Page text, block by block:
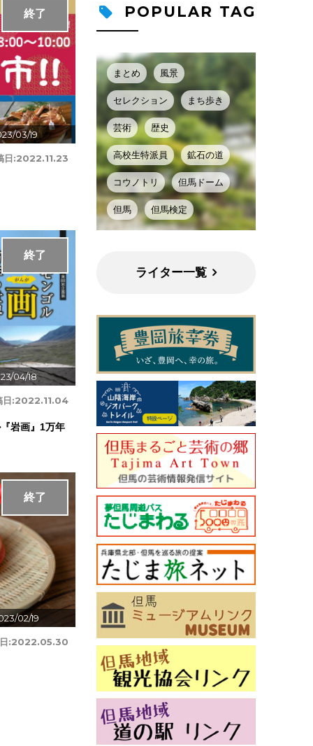
03/19
終了
日:2022.11.23
04/18
終了
日:2022.11.04
岩画』1万年
02/19
終了
:2022.05.30
POPULAR TAG
まとめ 風景
セレクション まち歩き
芸術 歴史
高校生特派員 鉱石の道
コウノトリ 但馬ドーム
但馬 但馬検定
ライター一覧